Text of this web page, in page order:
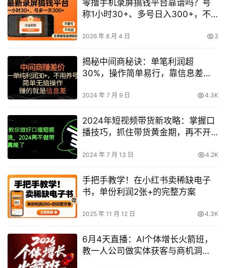
零撸手机录屏搞钱平台靠谱吗？号
称1小时30+、多号日入300+，不
秘】
2026 年 8 月 4 日 3
揭秘中间商秘诀：单笔利润超
30%，操作简单易行，靠信息差轻
2024 年 7 月 9 日 4.3K
2024年短视频带货新攻略：掌握口
播技巧，抓住带货黄金期，再不开
2024 年 7 月 13 日 4.2K
手把手教学！在小红书卖稀缺电子
书，单份利润2张+的完整方案
2025 年 11 月 12 日 4.3K
6月4天直播：AI个体增长火箭班，
教一人公司做实体获客与商机洞